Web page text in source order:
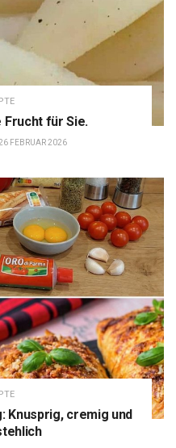
Frucht für Sie.
FEBRUAR 2026
Knusprig, cremig und